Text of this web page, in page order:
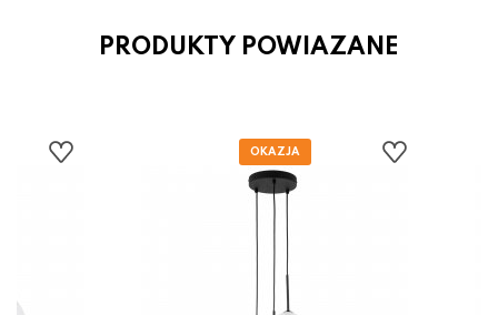
PRODUKTY POWIAZANE